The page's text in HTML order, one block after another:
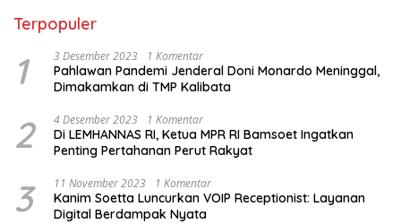
Terpopuler
1 3 Desember 2023 1 Komentar
Pahlawan Pandemi Jenderal Doni Monardo Meninggal,
Dimakamkan di TMP Kalibata
2 4 Desember 2023 1 Komentar
Di LEMHANNAS RI, Ketua MPR RI Bamsoet Ingatkan
Penting Pertahanan Perut Rakyat
3 11 November 2023 1 Komentar
Kanim Soetta Luncurkan VOIP Receptionist: Layanan
Digital Berdampak Nyata